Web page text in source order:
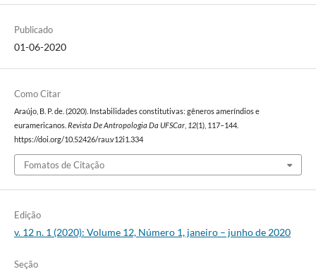
Publicado
01-06-2020
Como Citar
Araújo, B. P. de. (2020). Instabilidades constitutivas: gêneros ameríndios e
euramericanos. Revista De Antropologia Da UFSCar, 12(1), 117–144.
https://doi.org/10.52426/rau.v12i1.334
Fomatos de Citação
Edição
v. 12 n. 1 (2020): Volume 12, Número 1, janeiro – junho de 2020
Seção